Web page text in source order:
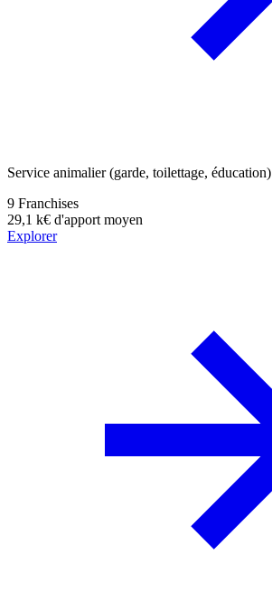
Service animalier (garde, toilettage, éducation)
9 Franchises
29,1 k€ d'apport moyen
Explorer